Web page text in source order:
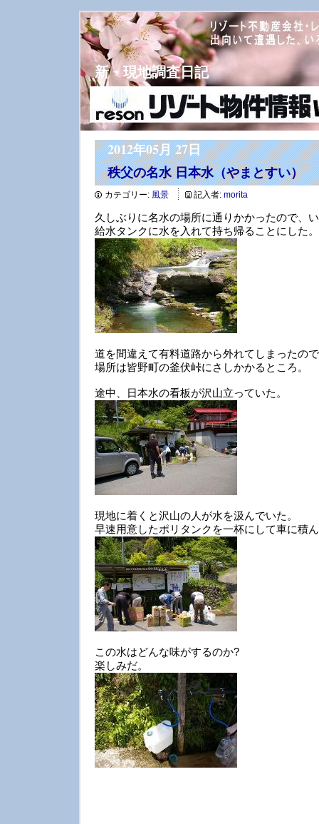
新・現地調査日記
2012年05月 27日
秩父の名水 日本水（やまとすい）
カテゴリー: 風景 記入者: morita
久しぶりに名水の場所に通りかかったので、
給水タンクに水を入れて持ち帰ることにした。
道を間違えて有料道路から外れてしまったの
場所は皆野町の釜伏峠にさしかかるところ。
途中、日本水の看板が沢山立っていた。
現地に着くと沢山の人が水を汲んでいた。
早速用意したポリタンクを一杯にして車に積
この水はどんな味がするのか?
楽しみだ。